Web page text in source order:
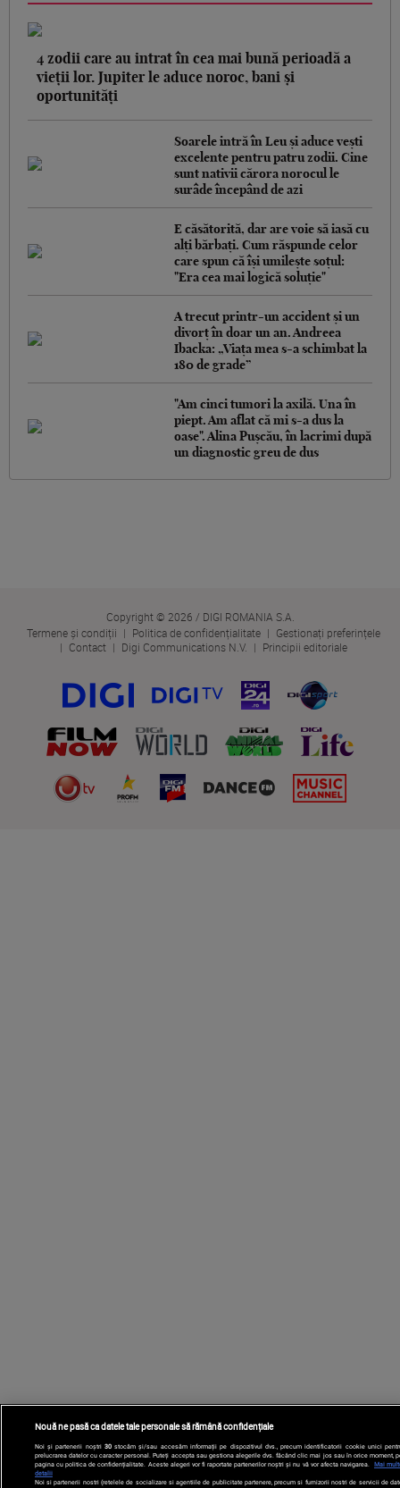
4 zodii care au intrat în cea mai bună perioadă a
vieții lor. Jupiter le aduce noroc, bani și
oportunități
Soarele intră în Leu și aduce vești
excelente pentru patru zodii. Cine
sunt nativii cărora norocul le
surâde începând de azi
E căsătorită, dar are voie să iasă cu
alți bărbați. Cum răspunde celor
care spun că își umilește soțul:
"Era cea mai logică soluție"
A trecut printr-un accident și un
divorț în doar un an. Andreea
Ibacka: „Viața mea s-a schimbat la
180 de grade”
"Am cinci tumori la axilă. Una în
piept. Am aflat că mi s-a dus la
oase". Alina Pușcău, în lacrimi după
un diagnostic greu de dus
Copyright © 2026 / DIGI ROMANIA S.A.
Termene și condiții
Politica de confidențialitate
Gestionați preferințele
Contact
Digi Communications N.V. Principii editoriale
Nouă ne pasă ca datele tale personale să rămână confidențiale
Noi și partenerii noștri 30stocăm și/sau accesăm informații pe dispozitivul dvs., precum identificatorii cookie unici
prelucrarea datelor cu caracter personal. Puteți accepta sau gestiona alegerile dvs. făcând clic mai jos sau în orice moment,
pagina cu politica de confidențialitate. Aceste alegeri vor fi raportate partenerilor noștri și nu vă vor afecta navigarea.
Mai
detalii
Noi si partenerii nostri (retelele de socializare si agentiile de publicitate partenere, precum si furnizorii nostri de servicii de